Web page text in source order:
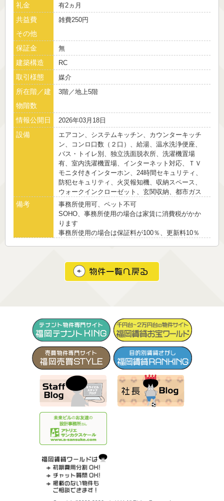
礼金 有2ヵ月
共益費
その他
雑費250円
保証金 無
建築構造 RC
取引様態 媒介
所在階／建
物階数
3階／地上5階
情報公開日 2026年03月18日
設備
エアコン、システムキッチン、カウンターキッチ
ン、コンロ口数（２口）、給湯、温水洗浄便座、
バス・トイレ別、独立洗面脱衣所、洗濯機置場
有、室内洗濯機置場、インターネット対応、ＴＶ
モニタ付きインターホン、24時間セキュリティ、
防犯セキュリティ、火災報知機、収納スペース、
ウォークインクローゼット、玄関収納、都市ガス
備考
事務所使用可、ペット不可
SOHO、事務所使用の場合は家賃に消費税がかか
ります
事務所使用の場合は保証料が100％、更新料10％